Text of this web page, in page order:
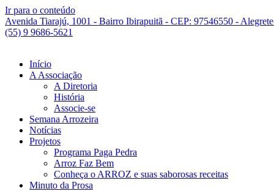
Ir para o conteúdo
Avenida Tiarajú, 1001 - Bairro Ibirapuitã - CEP: 97546550 -
(55) 9 9686-5621
Início
A Associação
A Diretoria
História
Associe-se
Semana Arrozeira
Notícias
Projetos
Programa Paga Pedra
Arroz Faz Bem
Conheça o ARROZ e suas saborosas receitas
Minuto da Prosa